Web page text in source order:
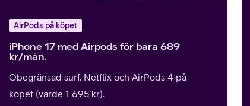
AirPods på köpet
iPhone 17 med Airpods för bara 689
kr/mån.
Obegränsad surf, Netflix och AirPods 4 på
köpet (värde 1 695 kr).